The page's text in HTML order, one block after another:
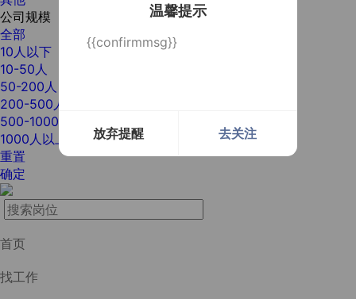
温馨提示
{{confirmmsg}}
放弃提醒 去关注
公司规模
全部
10人以下
10-50人
50-200人
200-500人
500-1000人
1000人以上
重置
确定
首页
找工作